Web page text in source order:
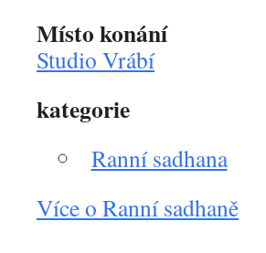
Místo konání
Studio Vrábí
kategorie
Ranní sadhana
Více o Ranní sadhaně